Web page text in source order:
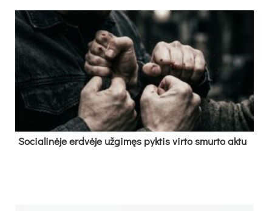
So­cia­li­nė­je erd­vė­je už­gi­męs pyk­tis vir­to smur­to ak­tu